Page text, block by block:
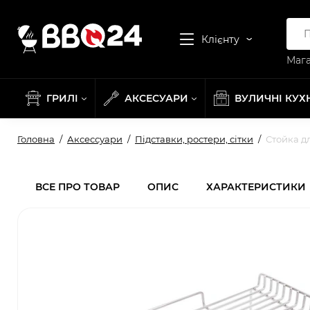
Клієнту
ГРИЛІ АКСЕСУАРИ ВУЛИЧНІ
Головна Аксессуари Підставки, ростери, сітки Стойка
ВСЕ ПРО ТОВАР ОПИС ХАРАКТЕРИСТИКИ